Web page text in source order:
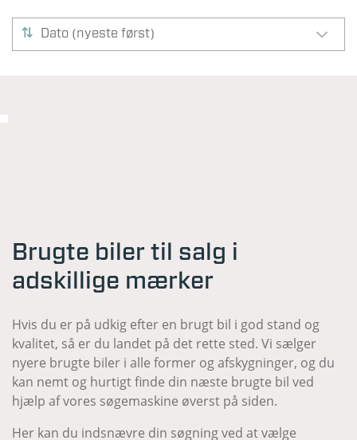
Dato (nyeste først)
Brugte biler til salg i
adskillige mærker
Hvis du er på udkig efter en brugt bil i god stand og
kvalitet, så er du landet på det rette sted. Vi sælger
nyere brugte biler i alle former og afskygninger, og du
kan nemt og hurtigt finde din næste brugte bil ved
hjælp af vores søgemaskine øverst på siden.
Her kan du indsnævre din søgning ved at vælge